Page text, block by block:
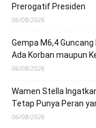
Prerogatif Presiden
06/08/2026
Gempa M6,4
Ada Korban maupun
06/08/2026
Wamen Stella
Tetap Punya Peran
06/08/2026